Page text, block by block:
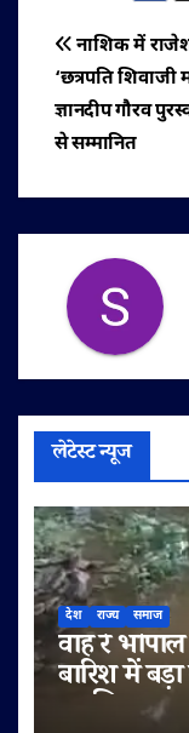
पोस्ट
नेविगेशन
नाशिक में
‘छत्रपति शिवाजी
ज्ञानदीप गौरव
से सम्मानित
लेटेस्ट न्यूज
देश राज्य समाज
वाह रे
बारिश में
का